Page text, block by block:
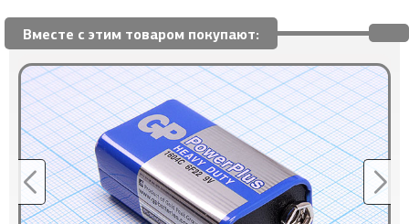
Вместе с этим товаром покупают: